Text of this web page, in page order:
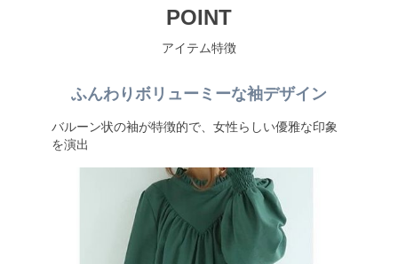
POINT
アイテム特徴
ふんわりボリューミーな袖デザイン
バルーン状の袖が特徴的で、女性らしい優雅な印象
を演出